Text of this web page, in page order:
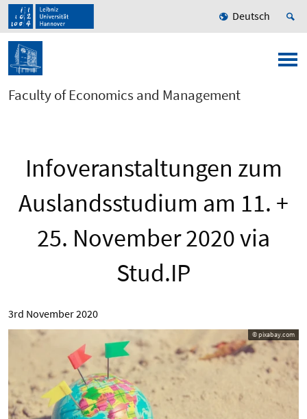
Deutsch
Faculty of Economics and Management
Infoveranstaltungen zum
Auslandsstudium am 11. +
25. November 2020 via
Stud.IP
3rd November 2020
© pixabay.com